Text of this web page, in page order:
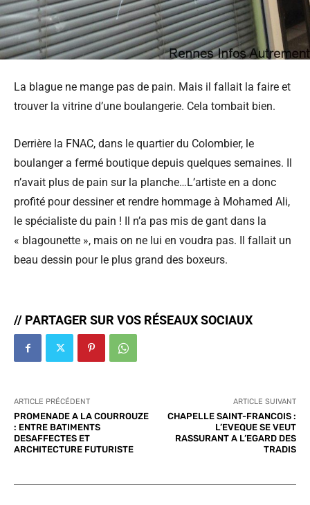
La blague ne mange pas de pain. Mais il fallait la faire et
trouver la vitrine d’une boulangerie. Cela tombait bien.
Derrière la FNAC, dans le quartier du Colombier, le
boulanger a fermé boutique depuis quelques semaines. Il
n’avait plus de pain sur la planche…L’artiste en a donc
profité pour dessiner et rendre hommage à Mohamed Ali,
le spécialiste du pain ! Il n’a pas mis de gant dans la
« blagounette », mais on ne lui en voudra pas. Il fallait un
beau dessin pour le plus grand des boxeurs.
// PARTAGER SUR VOS RÉSEAUX SOCIAUX
ARTICLE PRÉCÉDENT
PROMENADE A LA COURROUZE
: ENTRE BATIMENTS
DESAFFECTES ET
ARCHITECTURE FUTURISTE
ARTICLE SUIVANT
CHAPELLE SAINT-FRANCOIS :
L’EVEQUE SE VEUT
RASSURANT A L’EGARD DES
TRADIS